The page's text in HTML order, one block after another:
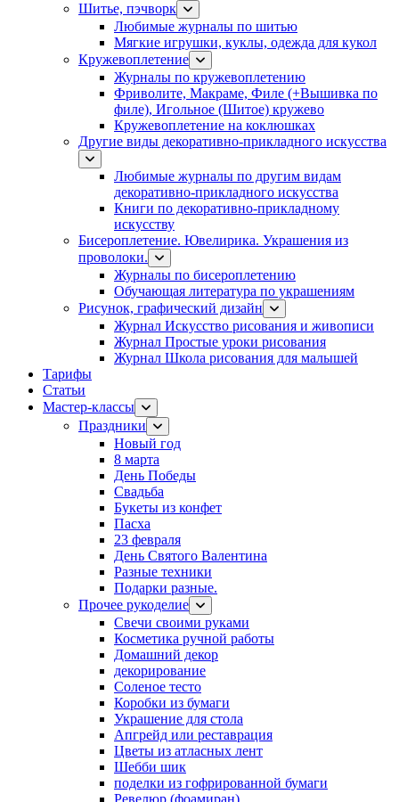
Шитье, пэчворк
Любимые журналы по шитью
Мягкие игрушки, куклы, одежда для кукол
Кружевоплетение
Журналы по кружевоплетению
Фриволите, Макраме, Филе (+Вышивка по
филе), Игольное (Шитое) кружево
Кружевоплетение на коклюшках
Другие виды декоративно-прикладного искусства
Любимые журналы по другим видам
декоративно-прикладного искусства
Книги по декоративно-прикладному
искусству
Бисероплетение. Ювелирика. Украшения из
проволоки.
Журналы по бисероплетению
Обучающая литература по украшениям
Рисунок, графический дизайн
Журнал Искусство рисования и живописи
Журнал Простые уроки рисования
Журнал Школа рисования для малышей
Тарифы
Статьи
Мастер-классы
Праздники
Новый год
8 марта
День Победы
Свадьба
Букеты из конфет
Пасха
23 февраля
День Святого Валентина
Разные техники
Подарки разные.
Прочее рукоделие
Свечи своими руками
Косметика ручной работы
Домашний декор
декорирование
Соленое тесто
Коробки из бумаги
Украшение для стола
Апгрейд или реставрация
Цветы из атласных лент
Шебби шик
поделки из гофрированной бумаги
Ревелюр (фоамиран)